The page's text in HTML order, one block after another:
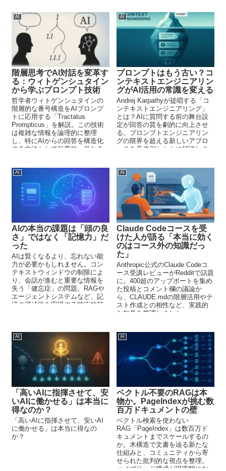
AI
階層思考でAI対話を変革す
る：ウィトゲンシュタイン
から学ぶプロンプト技術
哲学者ウィトゲンシュタインの
階層的な番号構造をAIプロンプ
トに応用する「Tractatus
Prompticus」を解説。この技術
は複雑な情報を論理的に整理
し、特にAIからの回答を構造化
する方法として効果的。単なる
AI
プロンプトはもう古い？コ
ンテキストエンジニアリン
グがAI活用の常識を変える
Andrej Karpathyが提唱する「コ
ンテキストエンジニアリング」
とは？AIに質問する前の舞台設
定が回答の質を劇的に向上させ
る。プロンプトエンジニアリン
グの限界を超える新しいアプロ
ーチを具体例とともに解説しま
AI
AIの本当の課題は「頭の良
さ」ではなく「記憶力」だ
った
AIは賢くなるより、忘れない能
力が必要かもしれません。コン
テキストウィンドウの制限によ
り、会話が進むと重要な情報を
失う「健忘症」の問題。RAGや
エージェントシステムなど、記
憶の継続性を実現する技術的解
AI
Claude Codeコースを受
けた人が語る「本当に効く
のはコース外の知識だっ
た」
Anthropic公式のClaude Codeコ
ース受講レビューがRedditで話題
に。400超のアップボートを集め
た投稿とコメント欄の議論か
ら、CLAUDE.mdの階層活用やテ
スト作成との相性など、実践的
な知見を整理しました。
AI
「高いAIに指揮させて、安
いAIに働かせる」は本当に
得なのか？
「高いAIに指揮させて、安いAI
に働かせる」は本当に得なの
か？
AI
ベクトル不要のRAGは本
物か。PageIndexが挑む数
百万ドキュメントの壁
ベクトル検索を使わない
RAG「PageIndex」は数百万ド
キュメントまでスケールするの
か。木構造で文書を辿る新たな
仕組みと、コミュニティから寄
せられた批判的な視点を整理。
ハイブリッド構成が現実解にな